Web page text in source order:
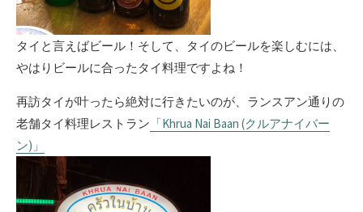
タイと言えばビール！そして、タイのビールを楽しむには、
やはりビールに合ったタイ料理ですよね！
再訪タイが叶ったら絶対に行きたいのが、ランスアン通りの
老舗タイ料理レストラン 「Khrua Nai Baan (クルアナイバー
ン)」